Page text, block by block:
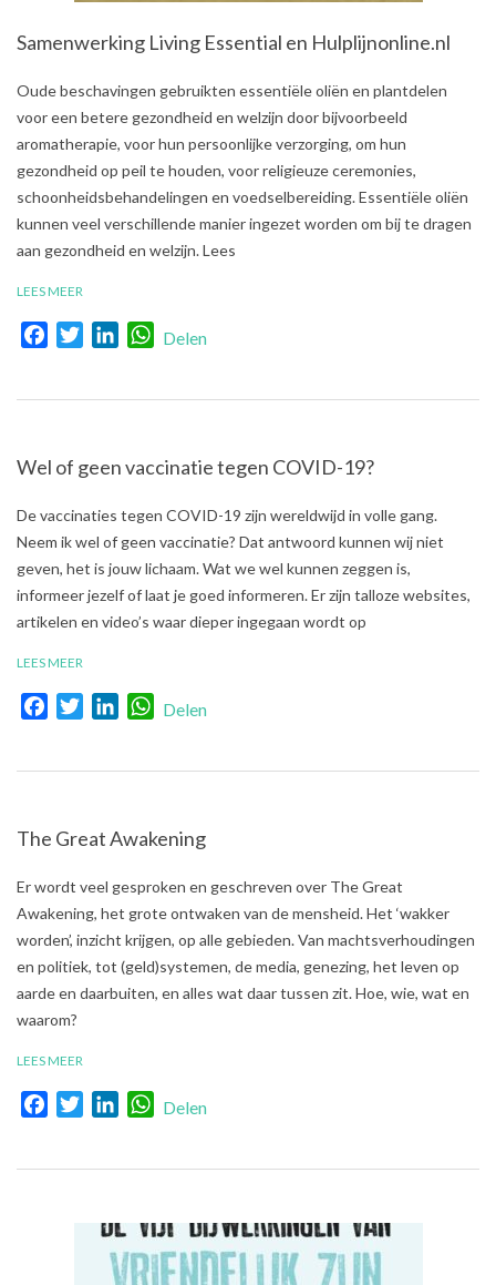
Samenwerking Living Essential en Hulplijnonline.nl
2021-
Oude beschavingen gebruikten essentiële oliën en plantdelen
voor een betere gezondheid en welzijn door bijvoorbeeld
aromatherapie, voor hun persoonlijke verzorging, om hun
gezondheid op peil te houden, voor religieuze ceremonies,
schoonheidsbehandelingen en voedselbereiding. Essentiële oliën
kunnen veel verschillende manier ingezet worden om bij te dragen
aan gezondheid en welzijn. Lees
LEES MEER
FacebookTwitterLinkedInWhatsApp
Delen
Wel of geen vaccinatie tegen COVID-19?
2021-
03-
De vaccinaties tegen COVID-19 zijn wereldwijd in volle gang.
Neem ik wel of geen vaccinatie? Dat antwoord kunnen wij niet
geven, het is jouw lichaam. Wat we wel kunnen zeggen is,
informeer jezelf of laat je goed informeren. Er zijn talloze websites,
artikelen en video’s waar dieper ingegaan wordt op
LEES MEER
FacebookTwitterLinkedInWhatsApp
Delen
The Great Awakening
2021-
03-
Er wordt veel gesproken en geschreven over The Great
Awakening, het grote ontwaken van de mensheid. Het ‘wakker
worden’, inzicht krijgen, op alle gebieden. Van machtsverhoudingen
en politiek, tot (geld)systemen, de media, genezing, het leven op
aarde en daarbuiten, en alles wat daar tussen zit. Hoe, wie, wat en
waarom?
LEES MEER
FacebookTwitterLinkedInWhatsApp
Delen